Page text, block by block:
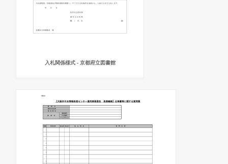
入札関係様式 - 京都府立図書館